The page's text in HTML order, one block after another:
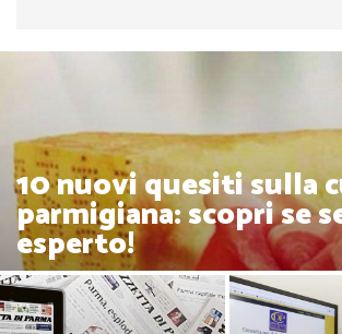
10 nuovi quesiti sulla
parmigiana: scopri se
esperto!